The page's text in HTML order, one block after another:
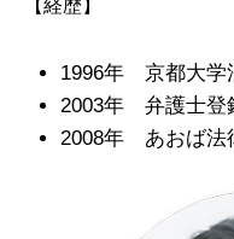
【経歴】
1996年 京都大学
2003年 弁護士登
2008年 あおば法